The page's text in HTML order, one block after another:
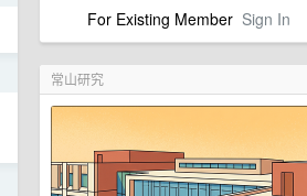
For Existing Member Sign In
常山研究